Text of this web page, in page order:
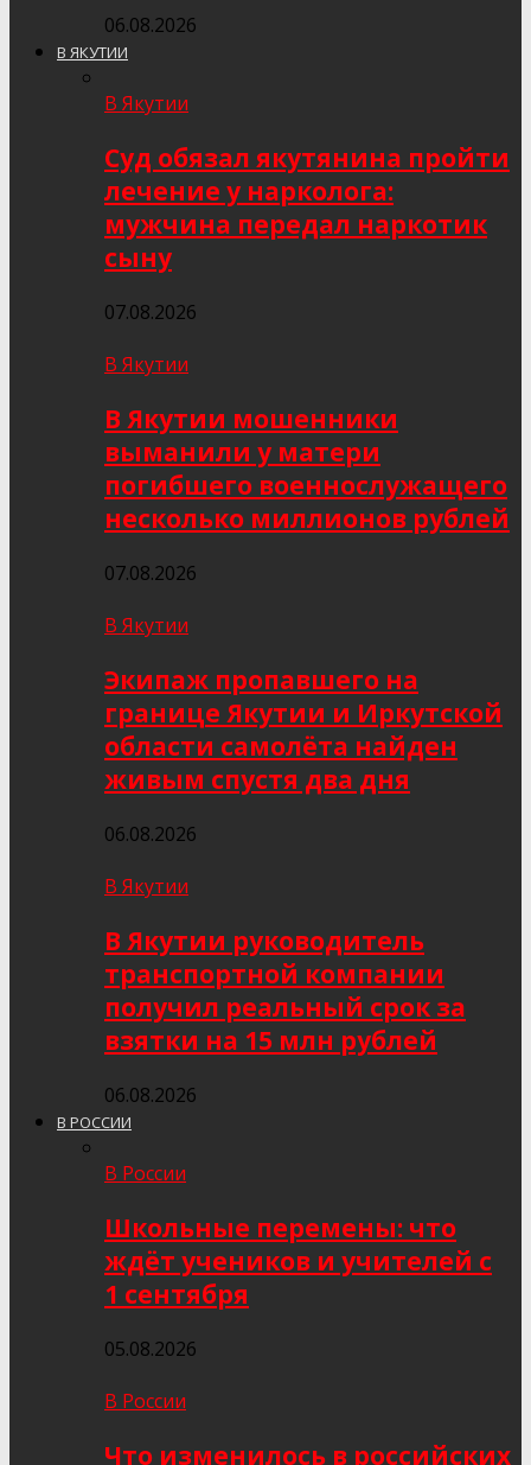
06.08.2026
В ЯКУТИИ
В Якутии
Суд обязал якутянина пройти
лечение у нарколога:
мужчина передал наркотик
сыну
07.08.2026
В Якутии
В Якутии мошенники
выманили у матери
погибшего военнослужащего
несколько миллионов рублей
07.08.2026
В Якутии
Экипаж пропавшего на
границе Якутии и Иркутской
области самолёта найден
живым спустя два дня
06.08.2026
В Якутии
В Якутии руководитель
транспортной компании
получил реальный срок за
взятки на 15 млн рублей
06.08.2026
В РОССИИ
В России
Школьные перемены: что
ждёт учеников и учителей с
1 сентября
05.08.2026
В России
Что изменилось в российских